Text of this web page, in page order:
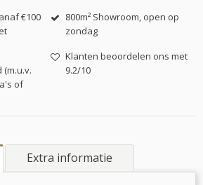
€100
of
800m² Showroom, open op
zondag
Klanten beoordelen ons met
9.2/10
Extra informatie